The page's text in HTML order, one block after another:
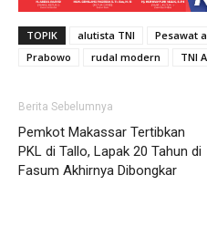
TOPIK alutista TNI Pesawat
Prabowo
rudal modern TNI
Berita Sebelumnya
Pemkot Makassar Tertibkan
PKL di Tallo, Lapak 20 Tahun di
Fasum Akhirnya Dibongkar